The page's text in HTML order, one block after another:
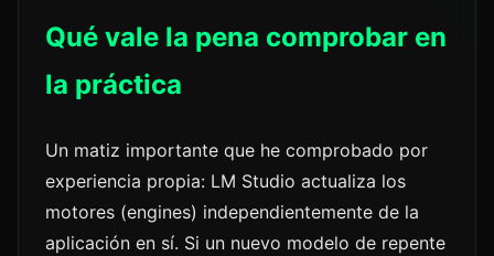
Qué vale la pena comprobar en
la práctica
Un matiz importante que he comprobado por
experiencia propia: LM Studio actualiza los
motores (engines) independientemente de la
aplicación en sí. Si un nuevo modelo de repente